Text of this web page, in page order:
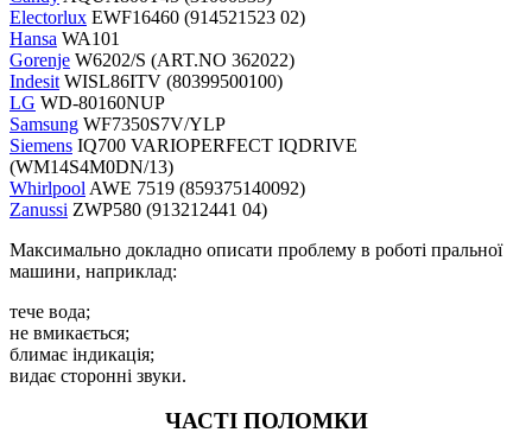
Electorlux EWF16460 (914521523 02)
Hansa WA101
Gorenje W6202/S (ART.NO 362022)
Indesit WISL86ITV (80399500100)
LG WD-80160NUP
Samsung WF7350S7V/YLP
Siemens IQ700 VARIOPERFECT IQDRIVE
(WM14S4M0DN/13)
Whirlpool AWE 7519 (859375140092)
Zanussi ZWP580 (913212441 04)
Максимально докладно описати проблему в роботі пральної
машини, наприклад:
тече вода;
не вмикається;
блимає індикація;
видає сторонні звуки.
ЧАСТІ ПОЛОМКИ